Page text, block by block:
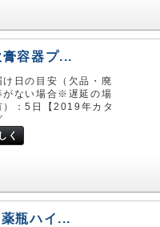
容器プ...
け日の目安（欠品・廃
がない場合※遅延の場
）：5日【2019年カタ
く
瓶ハイ...